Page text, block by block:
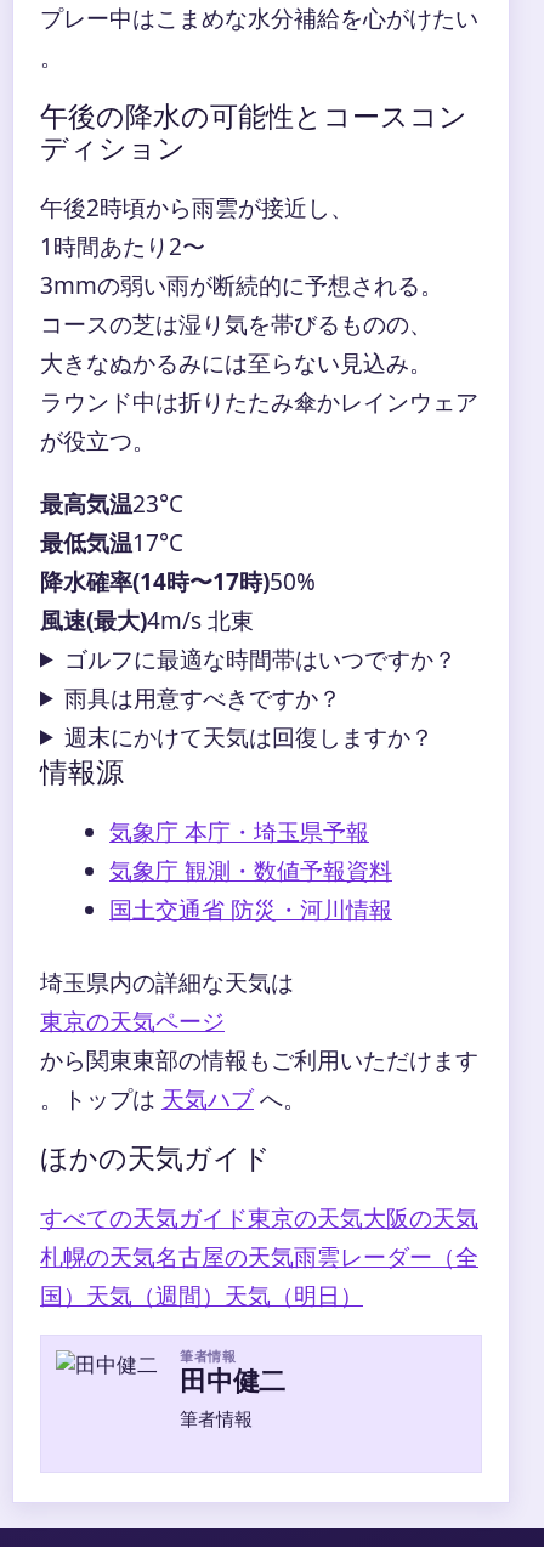
プレー中はこまめな水分補給を心がけたい
。
午後の降水の可能性とコースコン
ディション
午後2時頃から雨雲が接近し、
1時間あたり2〜
3mmの弱い雨が断続的に予想される。
コースの芝は湿り気を帯びるものの、
大きなぬかるみには至らない見込み。
ラウンド中は折りたたみ傘かレインウェア
が役立つ。
最高気温23°C
最低気温17°C
降水確率(14時〜17時)50%
風速(最大)4m/s 北東
ゴルフに最適な時間帯はいつですか？
雨具は用意すべきですか？
週末にかけて天気は回復しますか？
情報源
気象庁 本庁・埼玉県予報
気象庁 観測・数値予報資料
国土交通省 防災・河川情報
埼玉県内の詳細な天気は
東京の天気ページ
から関東東部の情報もご利用いただけます
。トップは 天気ハブへ。
ほかの天気ガイド
すべての天気ガイド東京の天気大阪の天気
札幌の天気名古屋の天気雨雲レーダー（全
国） 天気（週間） 天気（明日）
筆者情報
田中健二
筆者情報